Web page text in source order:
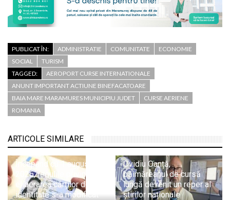
PUBLICAT ÎN: ADMINISTRATIE COMUNITATE
ECONOMIE
SOCIAL
TURISM
TAGGED:
AEROPORT CURSE INTERNATIONALE
ANUNT IMPORTANT ACTIUNE BINEFACATOARE
BAIA MARE MARAMURES MUNICIPIU JUDET
CURSE AERIENE
ROMANIA
ARTICOLE SIMILARE
Începând cu 1 august
2026, regulile privind
eliberarea cărților de
identitate s-a modificat
Ovidiu Oanță,
băimăreanul de cursă
lungă devenit un reper al
știrilor naționale